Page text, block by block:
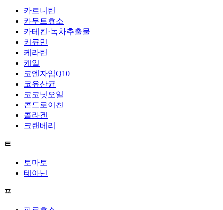
카르니틴
카무트효소
카테킨·녹차추출물
커큐민
케라틴
케일
코엔자임Q10
코유산균
코코넛오일
콘드로이친
콜라겐
크랜베리
ㅌ
토마토
테아닌
ㅍ